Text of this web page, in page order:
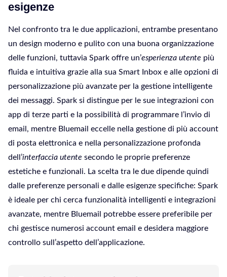
esigenze
Nel confronto tra le due applicazioni, entrambe presentano
un design moderno e pulito con una buona organizzazione
delle funzioni, tuttavia Spark offre un’esperienza utente più
fluida e intuitiva grazie alla sua Smart Inbox e alle opzioni di
personalizzazione più avanzate per la gestione intelligente
dei messaggi. Spark si distingue per le sue integrazioni con
app di terze parti e la possibilità di programmare l’invio di
email, mentre Bluemail eccelle nella gestione di più account
di posta elettronica e nella personalizzazione profonda
dell’interfaccia utente secondo le proprie preferenze
estetiche e funzionali. La scelta tra le due dipende quindi
dalle preferenze personali e dalle esigenze specifiche: Spark
è ideale per chi cerca funzionalità intelligenti e integrazioni
avanzate, mentre Bluemail potrebbe essere preferibile per
chi gestisce numerosi account email e desidera maggiore
controllo sull’aspetto dell’applicazione.